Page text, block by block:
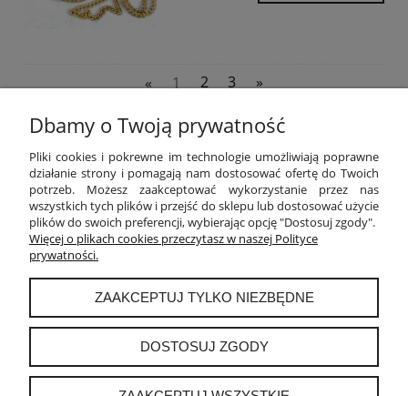
« 1 2 3 »
POMOC
MOJE KONTO
PŁATNOŚCI I DOSTAWA
INFORMACJE
O NAS
Dbamy o Twoją prywatność
Pliki cookies i pokrewne im technologie umożliwiają poprawne
działanie strony i pomagają nam dostosować ofertę do Twoich
potrzeb. Możesz zaakceptować wykorzystanie przez nas
wszystkich tych plików i przejść do sklepu lub dostosować użycie
plików do swoich preferencji, wybierając opcję "Dostosuj zgody".
Więcej o plikach cookies przeczytasz w naszej Polityce
prywatności.
ZAAKCEPTUJ TYLKO NIEZBĘDNE
DOSTOSUJ ZGODY